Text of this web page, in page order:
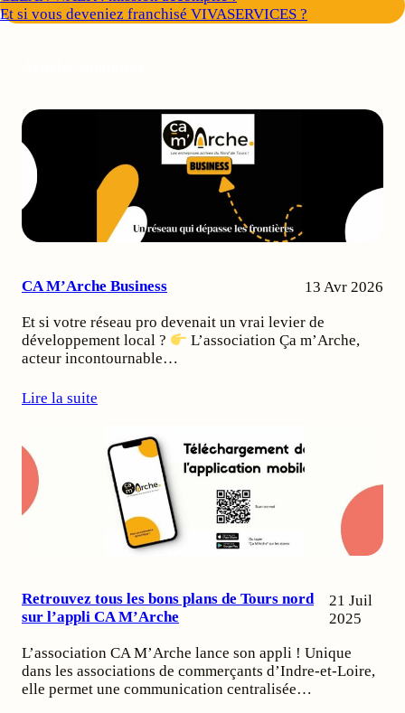
Et si vous deveniez franchisé VIVASERVICES ?
CA M’Arche Business 13 Avr 2026
Et si votre réseau pro devenait un vrai levier de
développement local ?
L’association Ça m’Arche,
acteur incontournable…
Lire la suite
Retrouvez tous les bons plans de Tours nord
sur l’appli CA M’Arche
21 Juil
2025
L’association CA M’Arche lance son appli ! Unique
dans les associations de commerçants d’Indre-et-Loire,
elle permet une communication centralisée…